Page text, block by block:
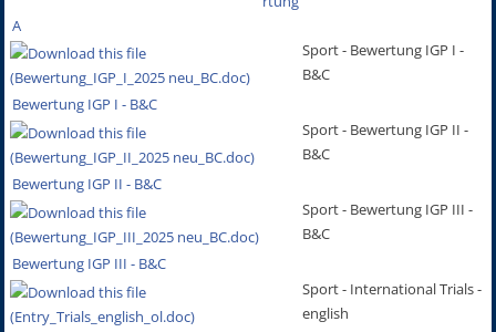
A
Bewertung IGP I - B&C
Sport - Bewertung IGP I -
B&C
Bewertung IGP II - B&C
Sport - Bewertung IGP II -
B&C
Bewertung IGP III - B&C
Sport - Bewertung IGP III -
B&C
Sport - International Trials -
english